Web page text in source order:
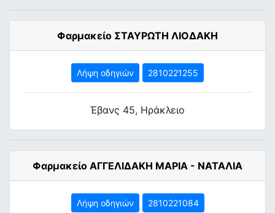
Φαρμακείο ΣΤΑΥΡΩΤΗ ΛΙΟΔΑΚΗ
Λήψη οδηγιών 2810221255
Έβανς 45, Ηράκλειο
Φαρμακείο ΑΓΓΕΛΙΔΑΚΗ ΜΑΡΙΑ - ΝΑΤΑΛΙΑ
Λήψη οδηγιών 2810221084